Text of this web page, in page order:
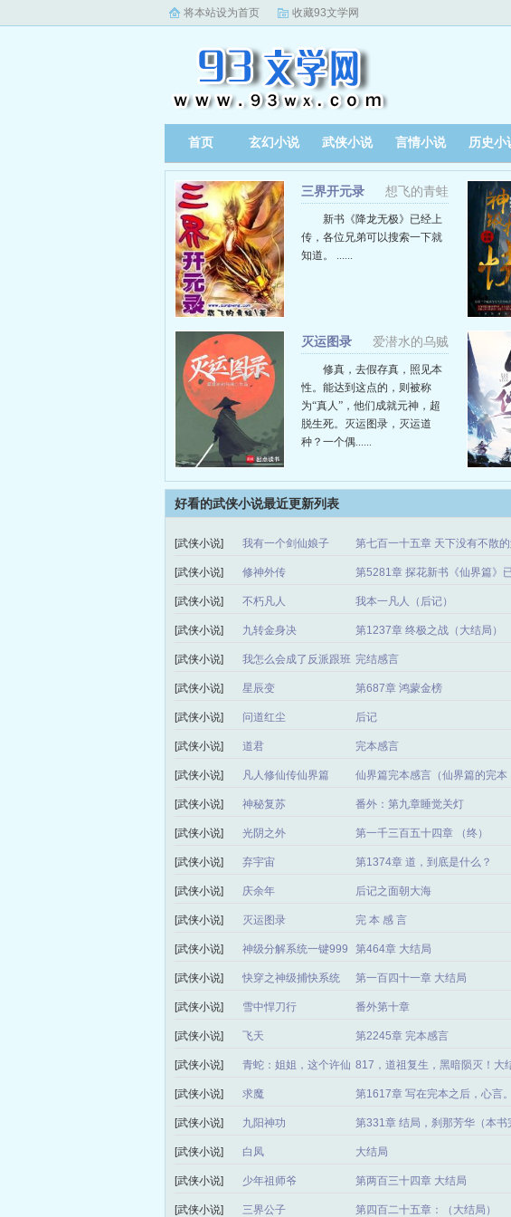
将本站设为首页 收藏93文学网
首页 玄幻小说 武侠小说 言情小说 历史小
想飞的青蛙
三界开元录
新书《降龙无极》已经上
传，各位兄弟可以搜索一下就
知道。 ......
爱潜水的乌贼
灭运图录
修真，去假存真，照见本
性。能达到这点的，则被称
为“真人”，他们成就元神，超
脱生死。灭运图录，灭运道
种？一个偶......
好看的武侠小说最近更新列表
[武侠小说] 我有一个剑仙娘子 第七百一十五章 天下没有不散的
[武侠小说] 修神外传 第5281章 探花新书《仙界篇》
[武侠小说] 不朽凡人 我本一凡人（后记）
[武侠小说] 九转金身决 第1237章 终极之战（大结局）
[武侠小说] 我怎么会成了反派跟班 完结感言
[武侠小说] 星辰变 第687章 鸿蒙金榜
[武侠小说] 问道红尘 后记
[武侠小说] 道君 完本感言
[武侠小说] 凡人修仙传仙界篇
仙界篇完本感言（仙界篇的完本
凡人修仙故事的结束^^）
[武侠小说] 神秘复苏 番外：第九章睡觉关灯
[武侠小说] 光阴之外 第一千三百五十四章 （终）
[武侠小说] 弃宇宙 第1374章 道，到底是什么？
[武侠小说] 庆余年 后记之面朝大海
[武侠小说] 灭运图录 完 本 感 言
[武侠小说]
神级分解系统一键999
级
第464章 大结局
[武侠小说] 快穿之神级捕快系统 第一百四十一章 大结局
[武侠小说] 雪中悍刀行 番外第十章
[武侠小说] 飞天 第2245章 完本感言
[武侠小说]
青蛇：姐姐，这个许仙
我要了！
817，道祖复生，黑暗陨灭！大
[武侠小说] 求魔 第1617章 写在完本之后，心言。
[武侠小说] 九阳神功 第331章 结局，刹那芳华（本书
[武侠小说] 白凤 大结局
[武侠小说] 少年祖师爷 第两百三十四章 大结局
[武侠小说] 三界公子 第四百二十五章：（大结局）